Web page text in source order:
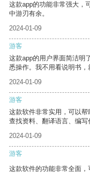
这款app的功能非常强大，
中游刃有余。
2024-01-09
游客
这款app的用户界面简洁明
悉操作。我不用看说明书，
2024-01-09
游客
这款软件非常实用，可以
查找资料、翻译语言、编写
2024-01-09
游客
这款软件的功能非常全面，